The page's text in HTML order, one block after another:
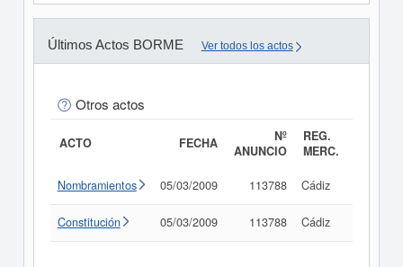
Últimos Actos BORME Ver todos los actos
Otros actos
ACTO FECHA
Nº
ANUNCIO
REG.
MERC.
Nombramientos 05/03/2009 113788 Cádiz
Constitución 05/03/2009 113788 Cádiz